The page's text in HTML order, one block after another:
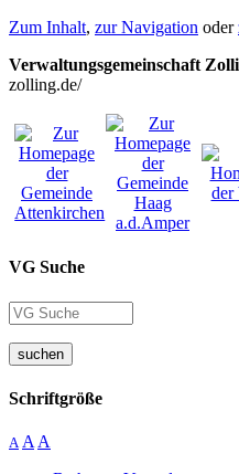
Zum Inhalt, zur Navigation oder
Verwaltungsgemeinschaft
zolling.de/
VG Suche
suchen
Schriftgröße
A A A